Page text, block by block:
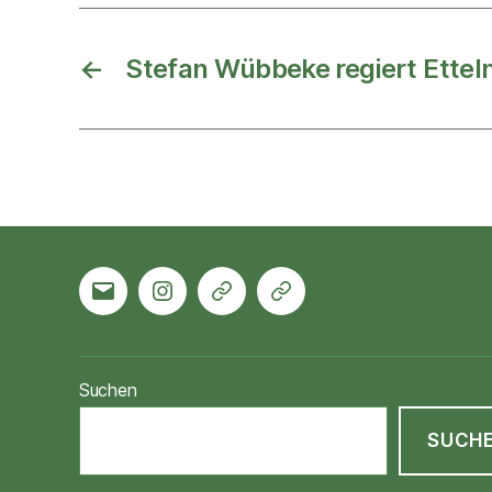
← Stefan Wübbeke regiert
Mail InstagramCrossietySchützenfestsimulator
Suchen